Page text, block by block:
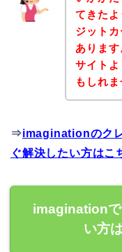
てきた
ジット
ありま
サイト
もしれま
⇒imaginationのク
ぐ解決したい方はこ
imaginationで
い方